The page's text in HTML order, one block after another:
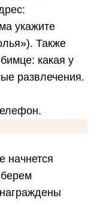
укажите
Также
какая у
развлечения.
начнется